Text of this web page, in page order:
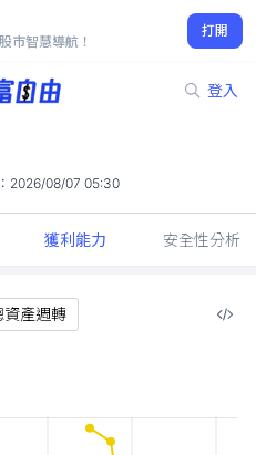
市智慧導航！
打開
登入
2026/08/07 05:30
獲利能力 安全性分析
資產週轉